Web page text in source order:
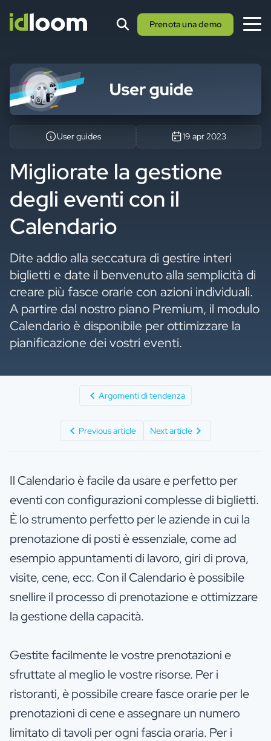
Prenota una demo
User guides 19 apr 2023
Migliorate la gestione
degli eventi con il
Calendario
Dite addio alla seccatura di gestire interi
biglietti e date il benvenuto alla semplicità di
creare più fasce orarie con azioni individuali.
A partire dal nostro piano Premium, il modulo
Calendario è disponibile per ottimizzare la
pianificazione dei vostri eventi.
Argomenti di tendenza
Previous article Next article
Il Calendario è facile da usare e perfetto per
eventi con configurazioni complesse di biglietti.
È lo strumento perfetto per le aziende in cui la
prenotazione di posti è essenziale, come ad
esempio appuntamenti di lavoro, giri di prova,
visite, cene, ecc. Con il Calendario è possibile
snellire il processo di prenotazione e ottimizzare
la gestione della capacità.
Gestite facilmente le vostre prenotazioni e
sfruttate al meglio le vostre risorse. Per i
ristoranti, è possibile creare fasce orarie per le
prenotazioni di cene e assegnare un numero
limitato di tavoli per ogni fascia oraria. Per i